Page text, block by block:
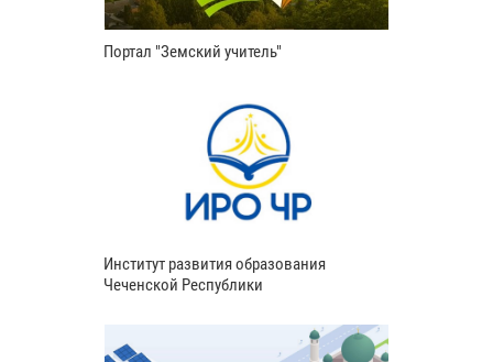
Портал "Земский учитель"
Институт развития образования
Чеченской Республики